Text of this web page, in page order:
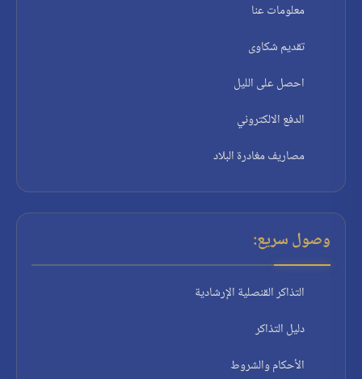
معلومات عنا
تقديم شكاوى
احصل على الليل
الدفع الالكتروني
مصاريف مغادرة البلاد
وصول سريع:
التذاكر القنصلية الإرشادية
دليل التذاكر
الأحكام والشروط